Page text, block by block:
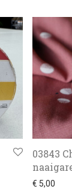
03843
€ 5,00